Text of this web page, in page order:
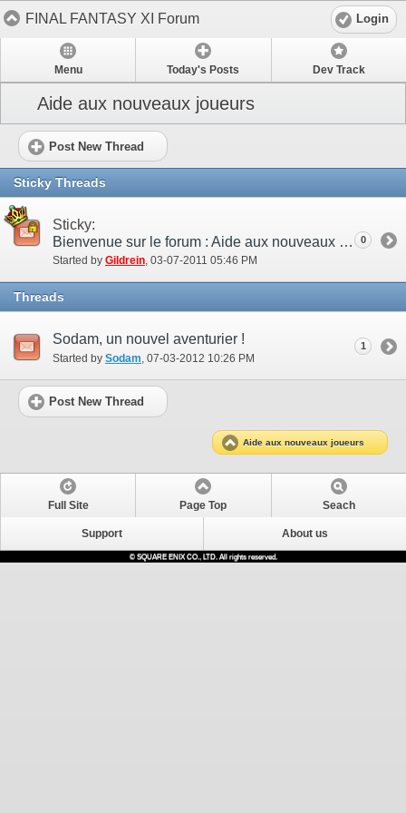
FINAL FANTASY XI Forum Login
Menu Today's Posts Dev Track
Aide aux nouveaux joueurs
Post New Thread
Sticky Threads
Sticky:
Bienvenue sur le forum : Aide aux nouveaux joueurs !
Started by Gildrein‎, 03-07-2011 05:46 PM
0
Threads
Sodam, un nouvel aventurier !
Started by Sodam ‎, 07-03-2012 10:26 PM
1
Post New Thread
Aide aux nouveaux joueurs
Full Site Page Top Seach
Support About us
© SQUARE ENIX CO., LTD. All rights reserved.